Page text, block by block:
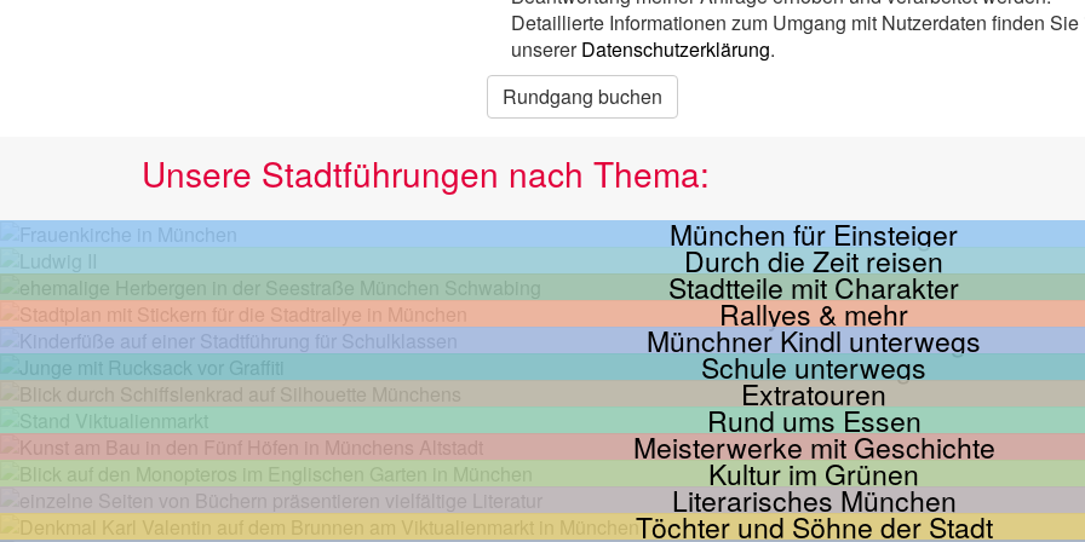
Detaillierte Informationen zum Umgang mit Nutzerdaten finden Sie
unsererDatenschutzerklärung.
Rundgang buchen
Unsere Stadtführungen nach Thema:
München für Einsteiger
Durch die Zeit reisen
Stadtteile mit Charakter
Rallyes & mehr
Münchner Kindl unterwegs
Schule unterwegs
Extratouren
Rund ums Essen
Meisterwerke mit Geschichte
Kultur im Grünen
Literarisches München
Töchter und Söhne der Stadt